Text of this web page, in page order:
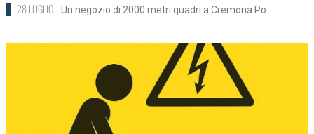
28 LUGLIO Un negozio di 2000 metri quadri a Cremona Po